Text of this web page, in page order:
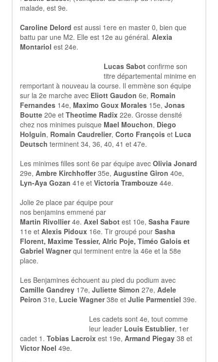
malade, est 9e.
Caroline Delord est aussi 1ere en master 0, bien que
battu par une M2. Elle est 12e au général. Alexia
Montariol est 24e.
Lucas Sabot confirme son
titre départemental minime en
remportant à nouveau la course. Il emmène son équipe
sur la 2e marche avec Eliott Gaudon 6e, Romain
Fernandes 14e, Maximo Goux Morales 15e, Jonas
Boutte 20e et Theotime Radix 22e. Grosse densité
chez nos minimes puisque Mael Mouchon, Diego
Holguin, Romain Caudrelier, Corto François et Luca
Deutsch terminent 34, 36, 40, 41 et 47e.
Les minimes filles sont 6e par équipe avec Olivia Jonard
29e, Ambre Kirchhoffer35e, Augustine Giron 40e,
Lyn-Aya Gozan 41e et Victoria Trambouze 44e.
Jolie 2e place par équipe pour
nos benjamins emmené par
Martin Rivollier4e. Axel Sabot est 10e, Sasha Faure
11e et Alexis Pidoux 16e. Tir groupé pour Sasha
Florent, Maxime Tessier, Alric Poje, Timéo Galois et
Gabriel Wagnerqui terminent entre la 46e et la 58e
place.
Les Benjamines échouent au pied du podium avec
Camille Gandrey 17e, Juliette Simon 27e, Adele
Peiron 31e, Lucie Wagner38e et Julie Parmentiel 39e.
Les cadets sont 4e, tout comme
leur leader Louis Estublier, 1er
cadet 1. Tobias Lacroix est 19e, Armand Piegay 38 et
Victor Noel 49e.